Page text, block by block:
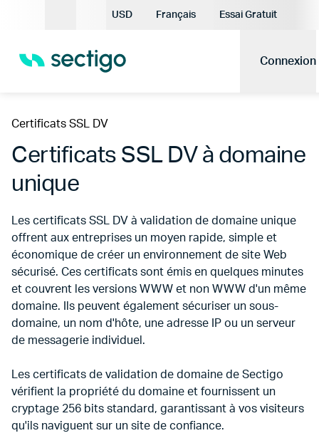
Devise actuelle:
USD
Français
Essai Gratuit
Connexion
Certificats SSL DV
Certificats SSL DV à domaine
unique
Les certificats SSL DV à validation de domaine unique
offrent aux entreprises un moyen rapide, simple et
économique de créer un environnement de site Web
sécurisé. Ces certificats sont émis en quelques minutes
et couvrent les versions WWW et non WWW d'un même
domaine. Ils peuvent également sécuriser un sous-
domaine, un nom d'hôte, une adresse IP ou un serveur
de messagerie individuel.
Les certificats de validation de domaine de Sectigo
vérifient la propriété du domaine et fournissent un
cryptage 256 bits standard, garantissant à vos visiteurs
qu'ils naviguent sur un site de confiance.